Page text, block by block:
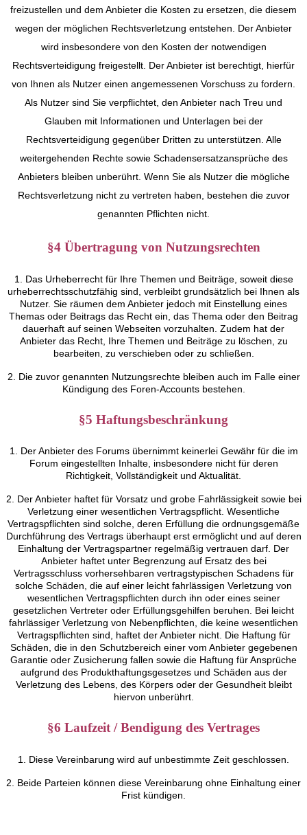
freizustellen und dem Anbieter die Kosten zu ersetzen, die diesem
wegen der möglichen Rechtsverletzung entstehen. Der Anbieter
wird insbesondere von den Kosten der notwendigen
Rechtsverteidigung freigestellt. Der Anbieter ist berechtigt, hierfür
von Ihnen als Nutzer einen angemessenen Vorschuss zu fordern.
Als Nutzer sind Sie verpflichtet, den Anbieter nach Treu und
Glauben mit Informationen und Unterlagen bei der
Rechtsverteidigung gegenüber Dritten zu unterstützen. Alle
weitergehenden Rechte sowie Schadensersatzansprüche des
Anbieters bleiben unberührt. Wenn Sie als Nutzer die mögliche
Rechtsverletzung nicht zu vertreten haben, bestehen die zuvor
genannten Pflichten nicht.
§4 Übertragung von Nutzungsrechten
1. Das Urheberrecht für Ihre Themen und Beiträge, soweit diese
urheberrechtsschutzfähig sind, verbleibt grundsätzlich bei Ihnen als
Nutzer. Sie räumen dem Anbieter jedoch mit Einstellung eines
Themas oder Beitrags das Recht ein, das Thema oder den Beitrag
dauerhaft auf seinen Webseiten vorzuhalten. Zudem hat der
Anbieter das Recht, Ihre Themen und Beiträge zu löschen, zu
bearbeiten, zu verschieben oder zu schließen.
2. Die zuvor genannten Nutzungsrechte bleiben auch im Falle einer
Kündigung des Foren-Accounts bestehen.
§5 Haftungsbeschränkung
1. Der Anbieter des Forums übernimmt keinerlei Gewähr für die im
Forum eingestellten Inhalte, insbesondere nicht für deren
Richtigkeit, Vollständigkeit und Aktualität.
2. Der Anbieter haftet für Vorsatz und grobe Fahrlässigkeit sowie bei
Verletzung einer wesentlichen Vertragspflicht. Wesentliche
Vertragspflichten sind solche, deren Erfüllung die ordnungsgemäße
Durchführung des Vertrags überhaupt erst ermöglicht und auf deren
Einhaltung der Vertragspartner regelmäßig vertrauen darf. Der
Anbieter haftet unter Begrenzung auf Ersatz des bei
Vertragsschluss vorhersehbaren vertragstypischen Schadens für
solche Schäden, die auf einer leicht fahrlässigen Verletzung von
wesentlichen Vertragspflichten durch ihn oder eines seiner
gesetzlichen Vertreter oder Erfüllungsgehilfen beruhen. Bei leicht
fahrlässiger Verletzung von Nebenpflichten, die keine wesentlichen
Vertragspflichten sind, haftet der Anbieter nicht. Die Haftung für
Schäden, die in den Schutzbereich einer vom Anbieter gegebenen
Garantie oder Zusicherung fallen sowie die Haftung für Ansprüche
aufgrund des Produkthaftungsgesetzes und Schäden aus der
Verletzung des Lebens, des Körpers oder der Gesundheit bleibt
hiervon unberührt.
§6 Laufzeit / Bendigung des Vertrages
1. Diese Vereinbarung wird auf unbestimmte Zeit geschlossen.
2. Beide Parteien können diese Vereinbarung ohne Einhaltung einer
Frist kündigen.